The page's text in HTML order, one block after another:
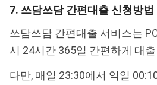
7. 쓰담쓰담 간편대출 신청방법
쓰담쓰담 간편대출 서비스는
시 24시간 365일 간편하게 대
다만, 매일 23:30에서 익일